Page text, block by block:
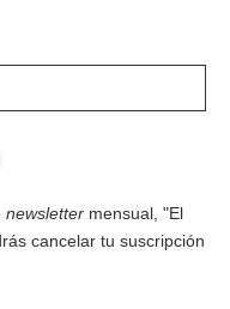
newsletter mensual, "El
cancelar tu suscripción